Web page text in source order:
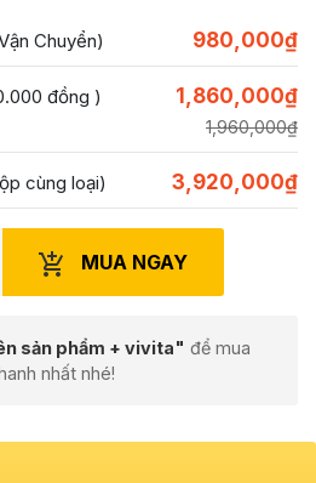
Chuyển) 980,000₫
đồng )
1,960,000₫
1,860,000₫
cùng loại) 3,920,000₫
MUA NGAY
sản phẩm + vivita" để mua
nhất nhé!